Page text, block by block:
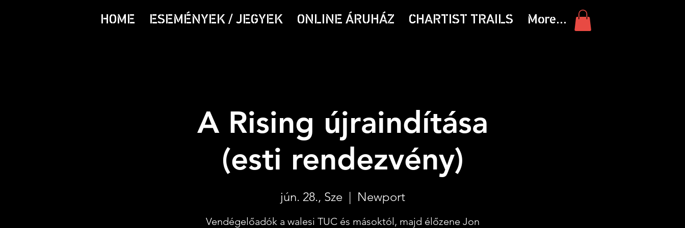
HOME ESEMÉNYEK / JEGYEK ONLINE ÁRUHÁZ CHARTIST TRAILS More...
A Rising újraindítása
(esti rendezvény)
jún. 28., Sze
  |
Newport
Vendégelőadók a walesi TUC és másoktól, majd élőzene Jon